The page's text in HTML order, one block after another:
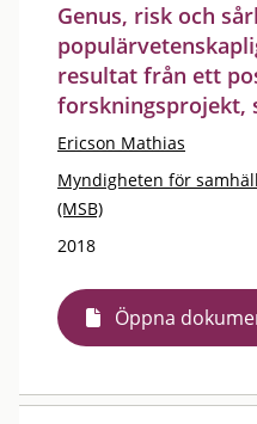
Genus, risk och
resultat från ett
forskningsprojekt,
Ericson Mathias
Myndigheten för
(MSB)
2018
Öppna